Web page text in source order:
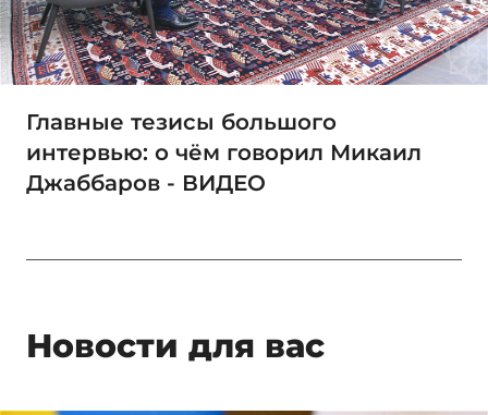
Главные тезисы большого
интервью: о чём говорил Микаил
Джаббаров - ВИДЕО
Новости для вас